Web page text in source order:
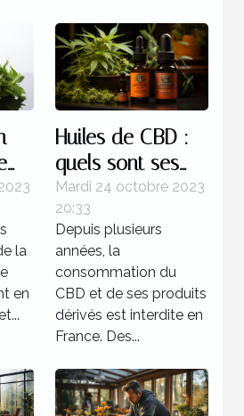
la
en
Huiles de CBD :
quels sont ses
bienfaits sur
l’organisme ?
Mardi 24 octobre 2023
20:33
Depuis plusieurs
années, la
consommation du
CBD et de ses produits
dérivés est interdite en
France. Des...